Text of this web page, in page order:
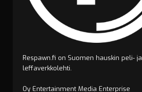
Respawn.fi on Suomen hauskin peli- ja
leffaverkkolehti.
Oy Entertainment Media Enterprise